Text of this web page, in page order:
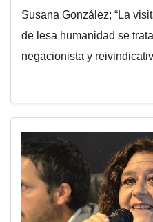
Susana González; “La
de lesa humanidad se
negacionista y